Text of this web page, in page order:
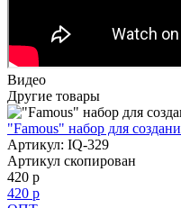
Видео
Другие товары
"Famous" набор для
Артикул: IQ-329
Артикул скопирован
420 р
420 р